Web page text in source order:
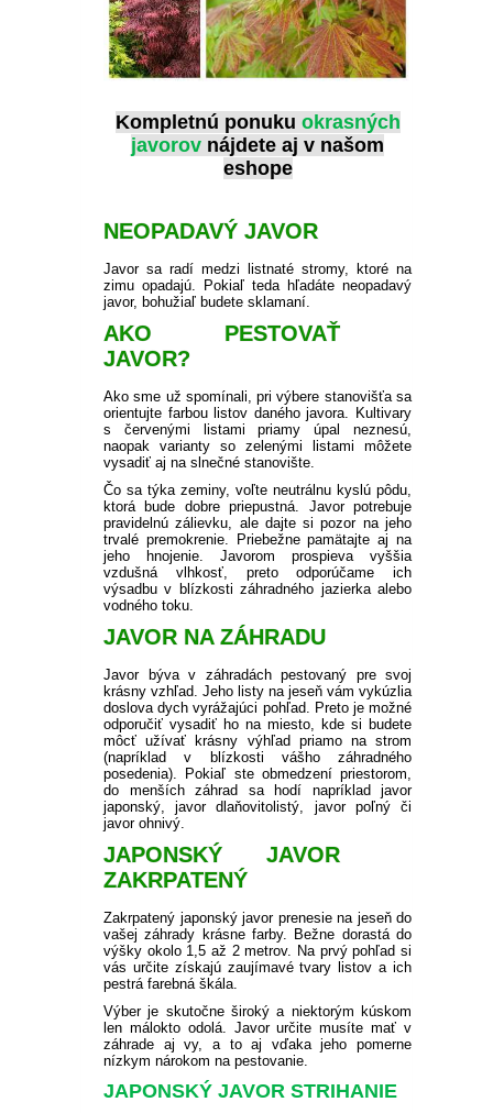
Kompletnú ponuku okrasných
javorov nájdete aj v našom
eshope
NEOPADAVÝ JAVOR
Javor sa radí medzi listnaté stromy, ktoré na
zimu opadajú.
Pokiaľ teda hľadáte neopadavý
javor, bohužiaľ budete sklamaní.
AKO PESTOVAŤ
JAVOR?
Ako sme už spomínali, pri výbere stanovišťa sa
orientujte farbou listov daného javora. Kultivary
s červenými listami priamy úpal neznesú,
naopak varianty so zelenými listami môžete
vysadiť aj na slnečné stanovište.
Čo sa týka zeminy, voľte neutrálnu kyslú pôdu,
ktorá bude dobre priepustná.
Javor potrebuje
pravidelnú zálievku, ale dajte si pozor na jeho
trvalé premokrenie.
Priebežne pamätajte aj na
jeho hnojenie.
Javorom prospieva vyššia
vzdušná vlhkosť, preto odporúčame ich
výsadbu v blízkosti záhradného jazierka alebo
vodného toku.
JAVOR NA ZÁHRADU
Javor býva v záhradách pestovaný pre svoj
krásny vzhľad. Jeho listy na jeseň vám vykúzlia
doslova dych vyrážajúci pohľad. Preto je možné
odporučiť vysadiť ho na miesto, kde si budete
môcť užívať krásny výhľad priamo na strom
(napríklad v blízkosti vášho záhradného
posedenia).
Pokiaľ ste obmedzení priestorom,
do menších záhrad sa hodí napríklad javor
japonský, javor dlaňovitolistý, javor poľný či
javor ohnivý.
JAPONSKÝ JAVOR
ZAKRPATENÝ
Zakrpatený japonský javor prenesie na jeseň do
vašej záhrady krásne farby. Bežne dorastá do
výšky okolo 1,5 až 2 metrov. Na prvý pohľad si
vás určite získajú zaujímavé tvary listov a ich
pestrá farebná škála.
Výber je skutočne široký a niektorým kúskom
len málokto odolá. Javor určite musíte mať v
záhrade aj vy, a to aj vďaka jeho pomerne
nízkym nárokom na pestovanie.
JAPONSKÝ JAVOR STRIHANIE